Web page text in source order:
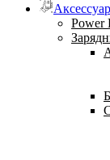
Power